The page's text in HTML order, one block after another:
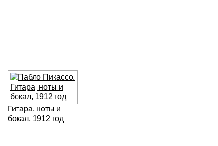
Гитара, ноты и
бокал, 1912 год